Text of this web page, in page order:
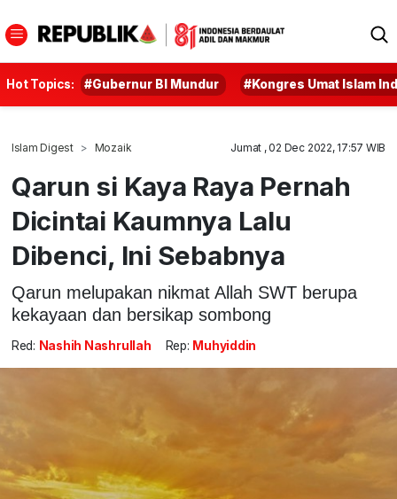
Hot Topics: #Gubernur BI Mundur #Kongres Umat Islam
Islam Digest Mozaik Jumat , 02 Dec 2022, 17:57 WIB
Qarun si Kaya Raya Pernah
Dicintai Kaumnya Lalu
Dibenci, Ini Sebabnya
Qarun melupakan nikmat Allah SWT berupa
kekayaan dan bersikap sombong
Red: Nashih Nashrullah Rep: Muhyiddin